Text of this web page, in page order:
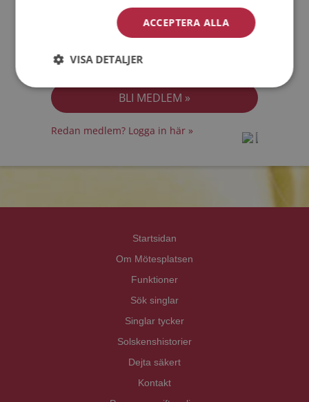
Personuppgiftspolicyn
Redan medlem? Logga in här »
Startsidan
Om Mötesplatsen
Funktioner
Sök singlar
Singlar tycker
Solskenshistorier
Dejta säkert
Kontakt
ACCEPTERA ALLA
VISA DETALJER